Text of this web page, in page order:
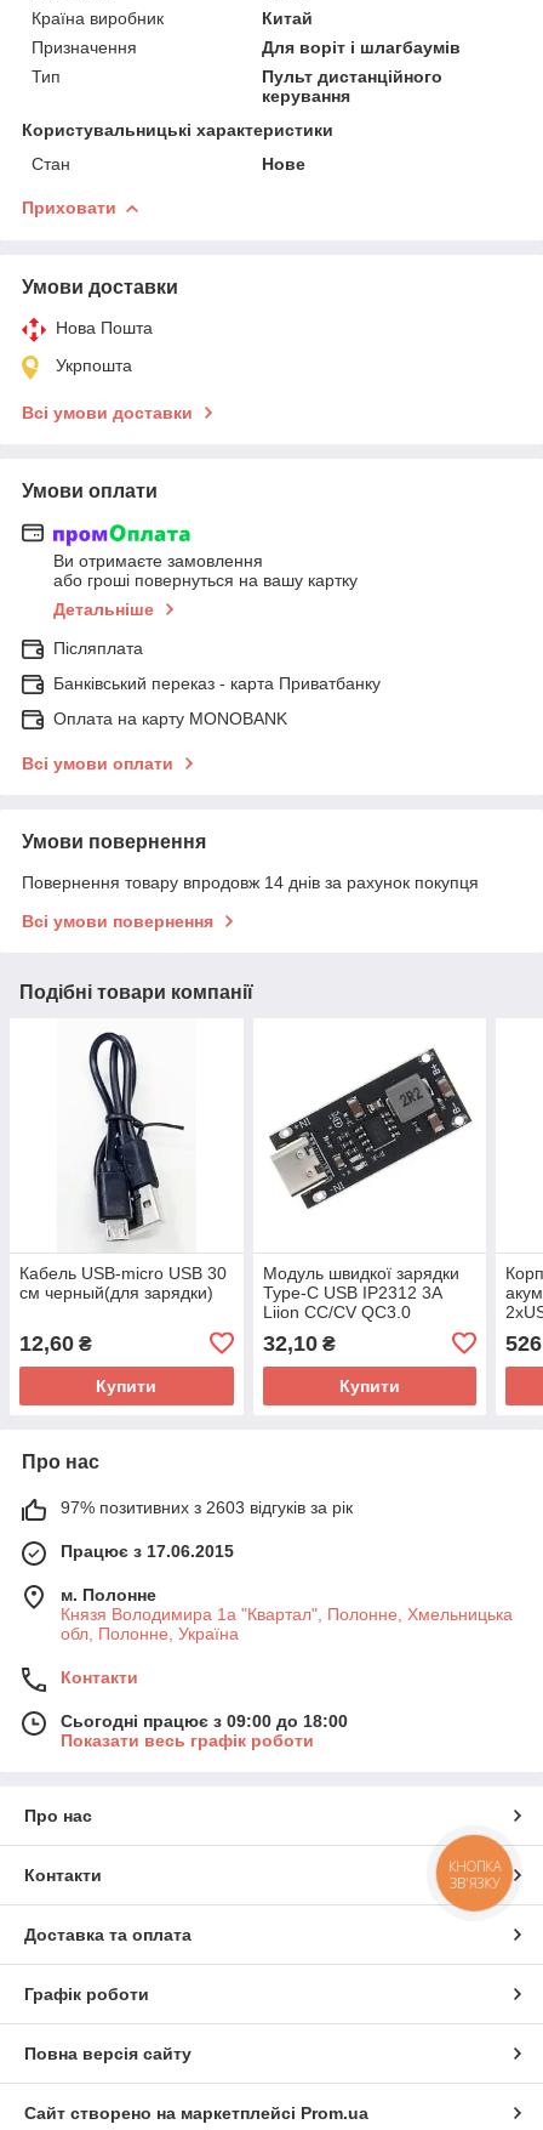
Країна виробник
Китай
Призначення
Для воріт і шлагбаумів
Тип
Пульт дистанційного
керування
Користувальницькі характеристики
Стан
Нове
Приховати
Умови доставки
Нова Пошта
Укрпошта
Всі умови доставки
Умови оплати
Ви отримаєте замовлення
або гроші повернуться на вашу картку
Детальніше
Післяплата
Банківський переказ - карта Приватбанку
Оплата на карту MONOBANK
Всі умови оплати
Умови повернення
Повернення товару впродовж 14 днів за рахунок покупця
Всі умови повернення
Подібні товари компанії
Кабель USB-micro USB 30
см черный(для зарядки)
12,60 ₴
Купити
Модуль швидкої зарядки
Type-C USB IP2312 3A
Liion CC/CV QC3.0
32,10₴
Купити
Про нас
97% позитивних з 2603 відгуків за рік
Працює з 17.06.2015
м. Полонне
Князя Володимира 1а "Квартал", Полонне, Хмельницька
обл, Полонне, Україна
Контакти
Сьогодні працює з 09:00 до 18:00
Показати весь графік роботи
Про нас
Контакти
Доставка та оплата
Графік роботи
Повна версія сайту
Сайт створено на маркетплейсі Prom.ua
КНОПКА
ЗВ'ЯЗКУ